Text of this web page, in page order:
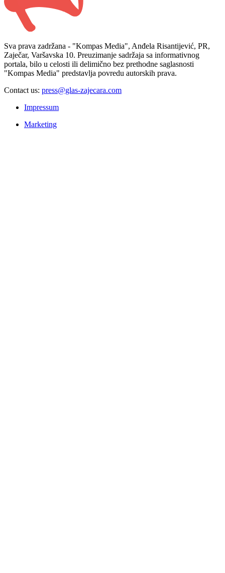
Sva prava zadržana - "Kompas Media", Anđela Risantijević, PR,
Zaječar, Varšavska 10. Preuzimanje sadržaja sa informativnog
portala, bilo u celosti ili delimično bez prethodne saglasnosti
"Kompas Media" predstavlja povredu autorskih prava.
Contact us: press@glas-zajecara.com
Impressum
Marketing